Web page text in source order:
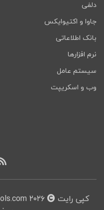
دلفی
جاوا و اکتیوایکس
بانک اطلاعاتی
نرم افزارها
سیستم عامل
وب و اسکریپت
کپی رایت